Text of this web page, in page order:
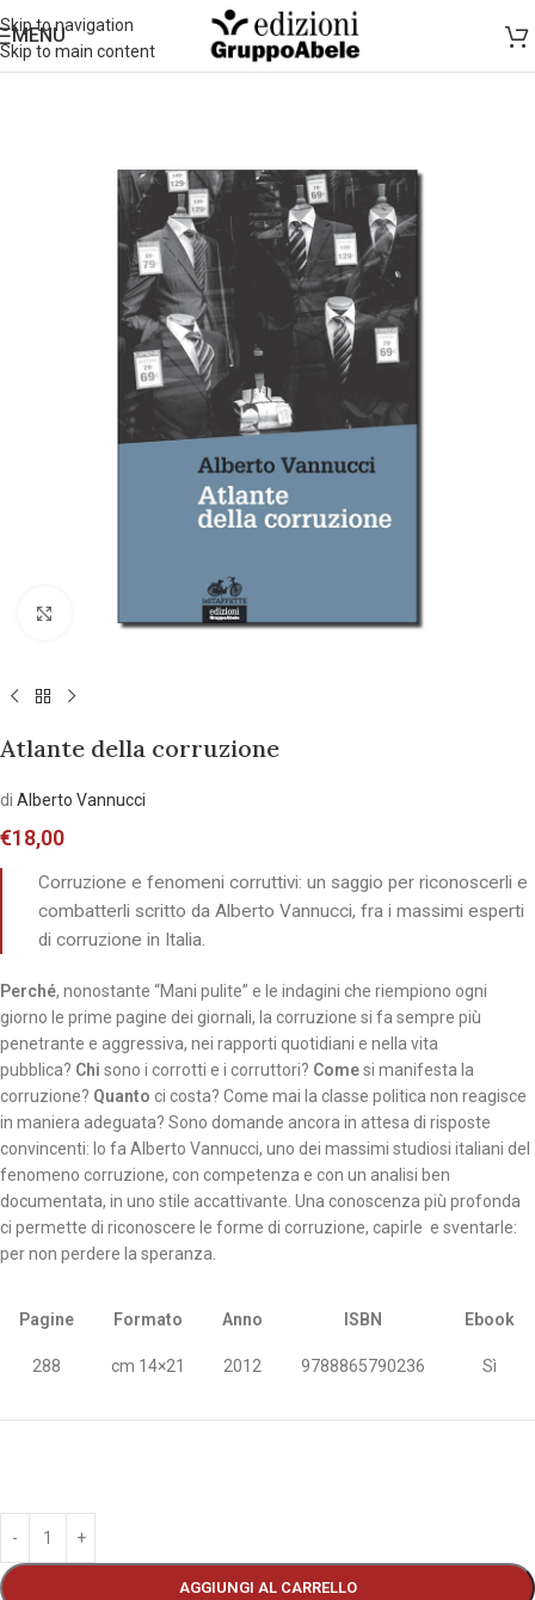
Skip to navigation
Skip to main content
MENU
Atlante della corruzione
di Alberto Vannucci
€18,00
Corruzione e fenomeni corruttivi: un saggio per riconoscerli e
combatterli scritto da Alberto Vannucci, fra i massimi esperti
di corruzione in Italia.
Perché, nonostante “Mani pulite” e le indagini che riempiono ogni
giorno le prime pagine dei giornali, la corruzione si fa sempre più
penetrante e aggressiva, nei rapporti quotidiani e nella vita
pubblica? Chi sono i corrotti e i corruttori? Comesi manifesta la
corruzione? Quanto ci costa? Come mai la classe politica non reagisce
in maniera adeguata? Sono domande ancora in attesa di risposte
convincenti: lo fa Alberto Vannucci, uno dei massimi studiosi italiani del
fenomeno corruzione, con competenza e con un analisi ben
documentata, in uno stile accattivante. Una conoscenza più profonda
ci permette di riconoscere le forme di corruzione, capirle e sventarle:
per non perdere la speranza.
Pagine
288
Formato
cm 14×21
Anno
2012
ISBN
9788865790236
Ebook
Sì
AGGIUNGI AL CARRELLO